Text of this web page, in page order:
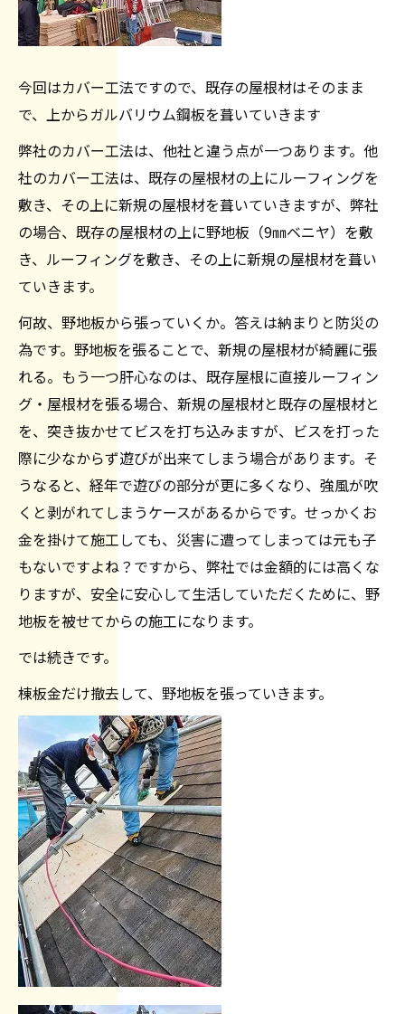
今回はカバー工法ですので、既存の屋根材はそのまま
で、上からガルバリウム鋼板を葺いていきます
弊社のカバー工法は、他社と違う点が一つあります。他
社のカバー工法は、既存の屋根材の上にルーフィングを
敷き、その上に新規の屋根材を葺いていきますが、弊社
の場合、既存の屋根材の上に野地板（9㎜ベニヤ）を敷
き、ルーフィングを敷き、その上に新規の屋根材を葺い
ていきます。
何故、野地板から張っていくか。答えは納まりと防災の
為です。野地板を張ることで、新規の屋根材が綺麗に張
れる。もう一つ肝心なのは、既存屋根に直接ルーフィン
グ・屋根材を張る場合、新規の屋根材と既存の屋根材と
を、突き抜かせてビスを打ち込みますが、ビスを打った
際に少なからず遊びが出来てしまう場合があります。そ
うなると、経年で遊びの部分が更に多くなり、強風が吹
くと剥がれてしまうケースがあるからです。せっかくお
金を掛けて施工しても、災害に遭ってしまっては元も子
もないですよね？ですから、弊社では金額的には高くな
りますが、安全に安心して生活していただくために、野
地板を被せてからの施工になります。
では続きです。
棟板金だけ撤去して、野地板を張っていきます。